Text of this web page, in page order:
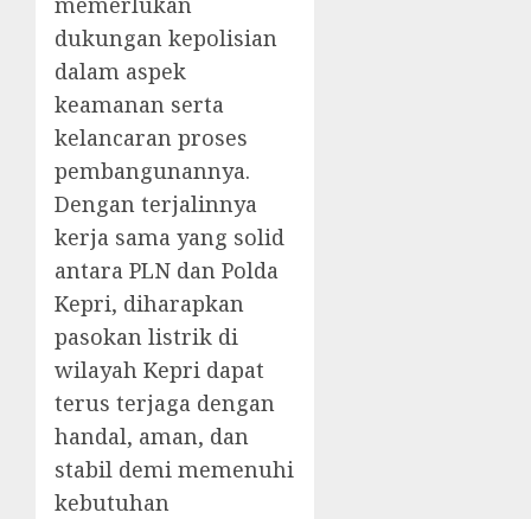
dukungan kepolisian
dalam aspek
keamanan serta
kelancaran proses
pembangunannya.
Dengan terjalinnya
kerja sama yang solid
antara PLN dan Polda
Kepri, diharapkan
pasokan listrik di
wilayah Kepri dapat
terus terjaga dengan
handal, aman, dan
stabil demi memenuhi
kebutuhan